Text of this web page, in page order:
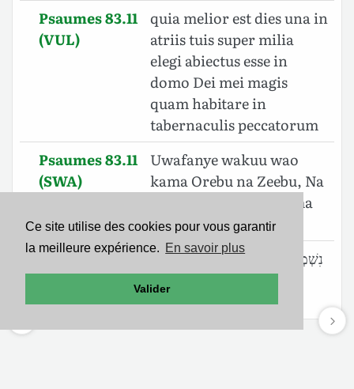
Ce site utilise des cookies pour vous garantir
la meilleure expérience. En savoir plus
Valider
Psaumes 83.11
(VUL)
quia melior est dies una in
atriis tuis super milia
elegi abiectus esse in
domo Dei mei magis
quam habitare in
tabernaculis peccatorum
Psaumes 83.11
(SWA)
Uwafanye wakuu wao
kama Orebu na Zeebu, Na
masheki yao wote kama
Zeba na Zalmuna.
Psaumes 83.11
(BHS)
(83.10)נִשְׁמְד֥וּ בְֽעֵין־דֹּ֑אר הָ֥יוּ דֹּ֝֗מֶן
לָאֲדָמָֽה׃